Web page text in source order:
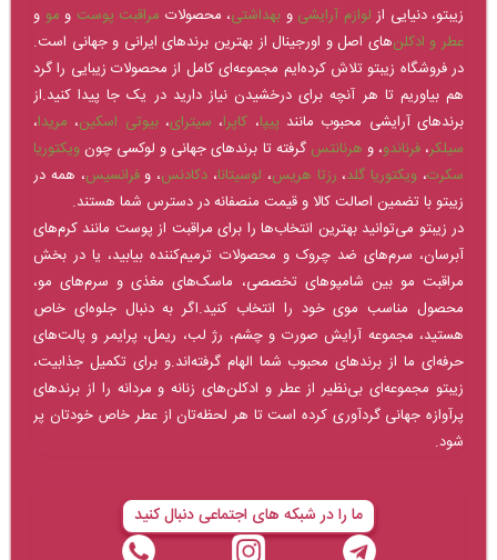
زیبتو، دنیایی از لوازم آرایشی و بهداشتی، محصولات مراقبت پوست و مو و
عطر و ادکلن‌های اصل و اورجینال از بهترین برندهای ایرانی و جهانی است.
در فروشگاه زیبتو تلاش کرده‌ایم مجموعه‌ای کامل از محصولات زیبایی را گرد
هم بیاوریم تا هر آنچه برای درخشیدن نیاز دارید در یک جا پیدا کنید.از
برندهای آرایشی محبوب مانند پیپا، کاپرا، سیترای،بیوتی اسکین، مریدا،
سیلکر،فرناندو، و هرنانتس گرفته تا برندهای جهانی و لوکسی چونویکتوریا
سکرت، ویکتوریا گلد، رزتا هریس، لوسیتانا، دکادنس، وفرانسیس، همه در
زیبتو با تضمین اصالت کالا و قیمت منصفانه در دسترس شما هستند.
در زیبتو می‌توانید بهترین انتخاب‌ها را برای مراقبت از پوست مانند کرم‌های
آبرسان، سرم‌های ضد چروک و محصولات ترمیم‌کننده بیابید، یا در بخش
مراقبت مو بین شامپوهای تخصصی، ماسک‌های مغذی و سرم‌های مو،
محصول مناسب موی خود را انتخاب کنید.اگر به دنبال جلوه‌ای خاص
هستید، مجموعه آرایش صورت و چشم، رژ لب، ریمل، پرایمر و پالت‌های
حرفه‌ای ما از برندهای محبوب شما الهام گرفته‌اند.و برای تکمیل جذابیت،
زیبتو مجموعه‌ای بی‌نظیر از عطر و ادکلن‌های زنانه و مردانه را از برندهای
پرآوازه جهانی گردآوری کرده است تا هر لحظه‌تان از عطر خاص خودتان پر
شود.
ما را در شبکه های اجتماعی دنبال کنید